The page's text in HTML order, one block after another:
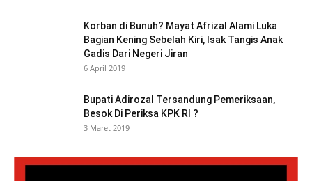
Korban di Bunuh? Mayat Afrizal Alami Luka
Bagian Kening Sebelah Kiri, Isak Tangis Anak
Gadis Dari Negeri Jiran
6 April 2019
Bupati Adirozal Tersandung Pemeriksaan,
Besok Di Periksa KPK RI ?
3 Maret 2019